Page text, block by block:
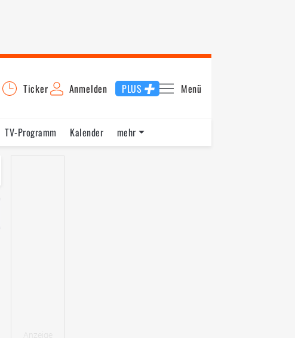
Ticker Anmelden PLUS Menü
TV-Programm
Kalender
mehr